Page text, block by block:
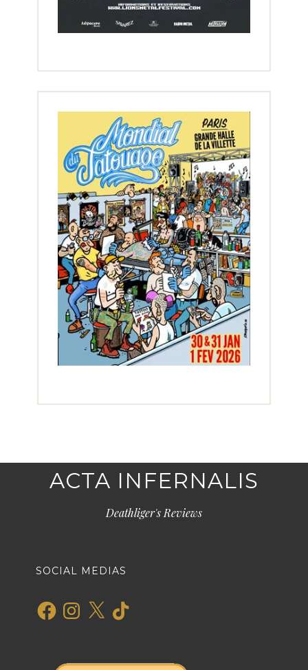
ACTA INFERNALIS
Deathliger's Reviews
SOCIAL MEDIAS
FacebookInstagram
X TikTok